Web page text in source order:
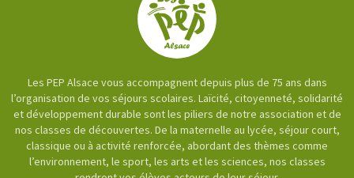
Les PEP Alsace vous accompagnent depuis plus de 75 ans dans
l’organisation de vos séjours scolaires. Laïcité, citoyenneté, solidarité
et développement durable sont les piliers de notre association et de
nos classes de découvertes. De la maternelle au lycée, séjour court,
classique ou à activité renforcée, abordant des thèmes comme
l’environnement, le sport, les arts et les sciences, nos classes